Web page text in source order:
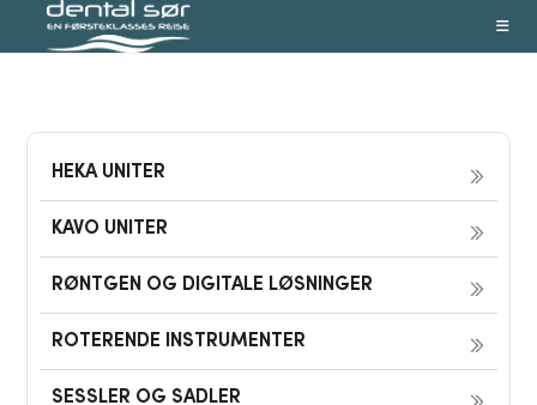
HEKA UNITER
KAVO UNITER
RØNTGEN OG DIGITALE LØSNINGER
ROTERENDE INSTRUMENTER
SESSLER OG SADLER